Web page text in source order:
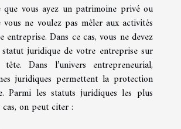
vous ayez un patrimoine privé ou
ne voulez pas mêler aux activités
Dans ce cas, vous ne devez
juridique de votre entreprise sur
Dans l’univers entrepreneurial,
juridiques permettent la protection
Parmi les statuts juridiques les plus
on peut citer :